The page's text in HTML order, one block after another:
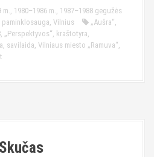
m., 1980–1986 m., 1987–1988 gegužės
paminklosauga, Vilnius „Aušra“,
, „Perspektyvos“, kraštotyra,
, savilaida, Vilniaus miesto „Ramuva“,